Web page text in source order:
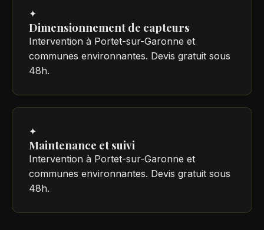
✦
Dimensionnement de capteurs
Intervention à Portet-sur-Garonne et
communes environnantes. Devis gratuit sous
48h.
✦
Maintenance et suivi
Intervention à Portet-sur-Garonne et
communes environnantes. Devis gratuit sous
48h.